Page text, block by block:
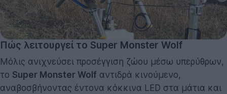
Πώς λειτουργεί το Super Monster Wolf
Μόλις ανιχνεύσει προσέγγιση ζώου μέσω υπερύθρων,
το Super Monster Wolf αντιδρά κινούμενο,
αναβοσβήνοντας έντονα κόκκινα LED στα μάτια και